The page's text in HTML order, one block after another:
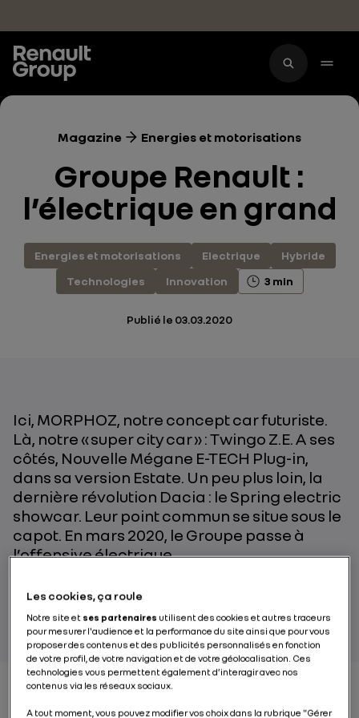
Magazine Energies et motorisations
Groupe Renault :
l’électrique en grand
Energies et motorisations Electrique
Hybride
Technologies
Innovation 3 min
Publié le 03.03.2020
Ici, MORPHOZ, notre concept car futuriste.
Là, notre « super city car » : Twingo Z.E. A ses
côtés, Nouvelle Mégane E-TECH Plug-in,
dans sa version Estate. Un peu plus loin, la
dernière révolution Dacia : le Spring electric
showcar. Leur point commun se situe sous le
capot. En mars 2020, le Groupe passe à
l’offensive électrique.
PAR RENAULT GROUP
Les cookies, ça roule
Notre site et ses partenaires utilisent des cookies et autres traceurs
pour mesurer l'audience et la performance du site ainsi que pour vous
proposer des contenus et des publicités personnalisés en fonction
de votre profil, de votre navigation et de votre géolocalisation. Ces
technologies vous permettent également d’interagir avec nos
contenus via les réseaux sociaux.
A tout moment, vous pouvez modifier vos choix dans la rubrique "Gérer